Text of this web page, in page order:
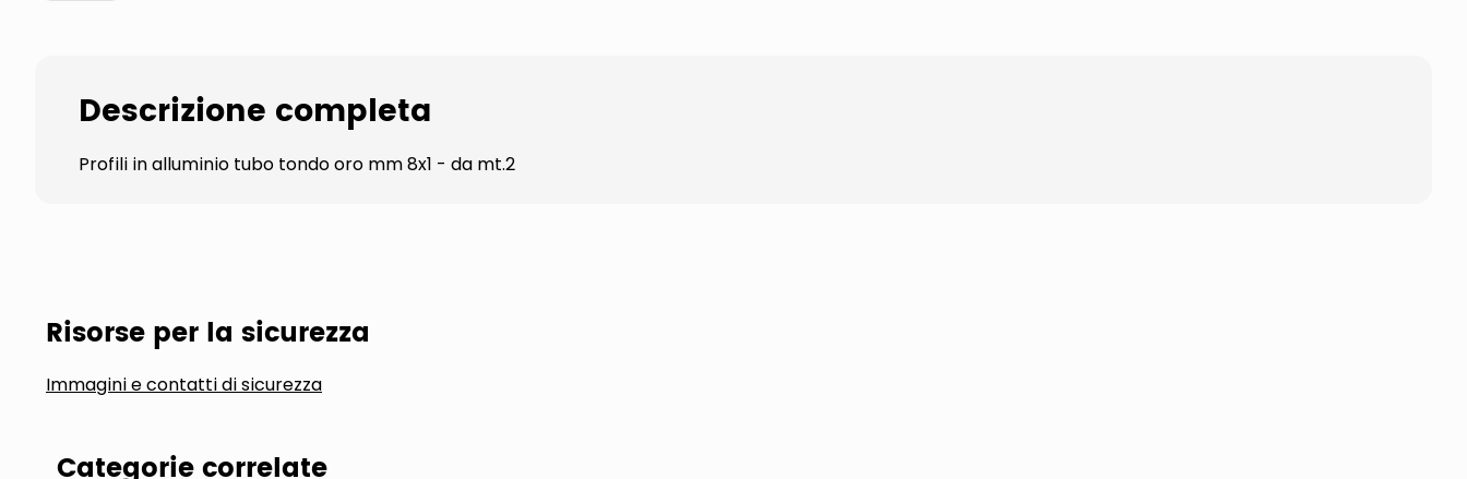
Descrizione completa
Profili in alluminio tubo tondo oro mm 8x1 - da mt.2
Risorse per la sicurezza
Immagini e contatti di sicurezza
Categorie correlate